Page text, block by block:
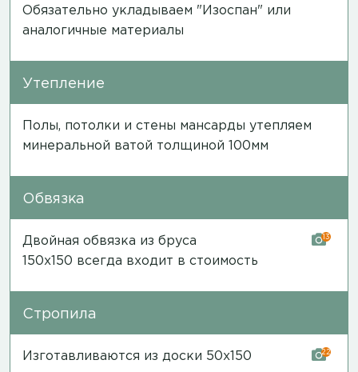
Обязательно укладываем "Изоспан" или
аналогичные материалы
Утепление
Полы, потолки и стены мансарды утепляем
минеральной ватой толщиной 100мм
Обвязка
Двойная обвязка из бруса
150х150 всегда входит в стоимость
13
Стропила
Изготавливаются из доски 50х150 22